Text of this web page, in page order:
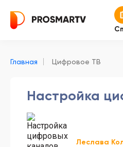
Главная Цифровое ТВ
Настройка
Леслава